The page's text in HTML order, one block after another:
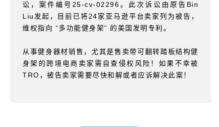
讼，案件编号 25-cv-02296。此次诉讼由原告 Bin
Liu 发起，目前已将24家亚马逊平台卖家列为被告，
维权指向 “多功能健身架” 的美国发明专利。
从事健身器材销售，尤其是售卖带可翻转踏板结构健
身架的跨境电商卖家需自查侵权风险！如果不幸被
TRO ，被告卖家需要尽快和解或者应诉解决此案！